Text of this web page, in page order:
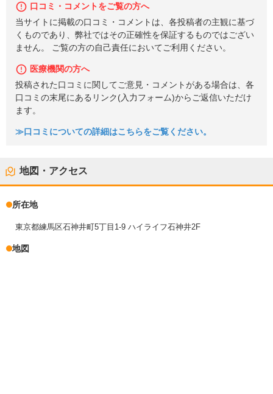
口コミ・コメントをご覧の方へ
当サイトに掲載の口コミ・コメントは、各投稿者の主観に基づ
くものであり、弊社ではその正確性を保証するものではござい
ません。 ご覧の方の自己責任においてご利用ください。
医療機関の方へ
投稿された口コミに関してご意見・コメントがある場合は、各
口コミの末尾にあるリンク(入力フォーム)からご返信いただけ
ます。
≫口コミについての詳細はこちらをご覧ください。
地図・アクセス
所在地
東京都練馬区石神井町5丁目1-9 ハイライフ石神井2F
地図